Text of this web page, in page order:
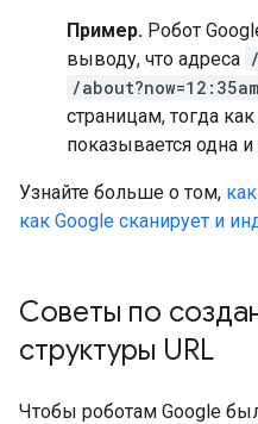
Пример. Робот
выводу, что адреса
/about?now=12:35am
страницам, тогда
показывается одна и
Узнайте больше о том,
как Google сканирует и
Советы по
структуры URL
Чтобы роботам Google